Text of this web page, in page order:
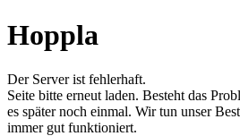
Hoppla
Der Server ist fehlerhaft.
Seite bitte erneut laden. Besteht das
es später noch einmal. Wir tun unser
immer gut funktioniert.